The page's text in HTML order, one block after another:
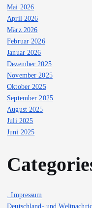
Mai 2026
April 2026
März 2026
Februar 2026
Januar 2026
Dezember 2025
November 2025
Oktober 2025
September 2025
August 2025
Juli 2025
Juni 2025
. Impressum
Deutschland- und